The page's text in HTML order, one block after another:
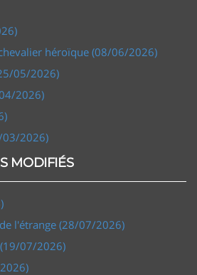
héroïque (08/06/2026)
05/2026)
2026)
03/2026)
MODIFIÉS
l'étrange (28/07/2026)
07/2026)